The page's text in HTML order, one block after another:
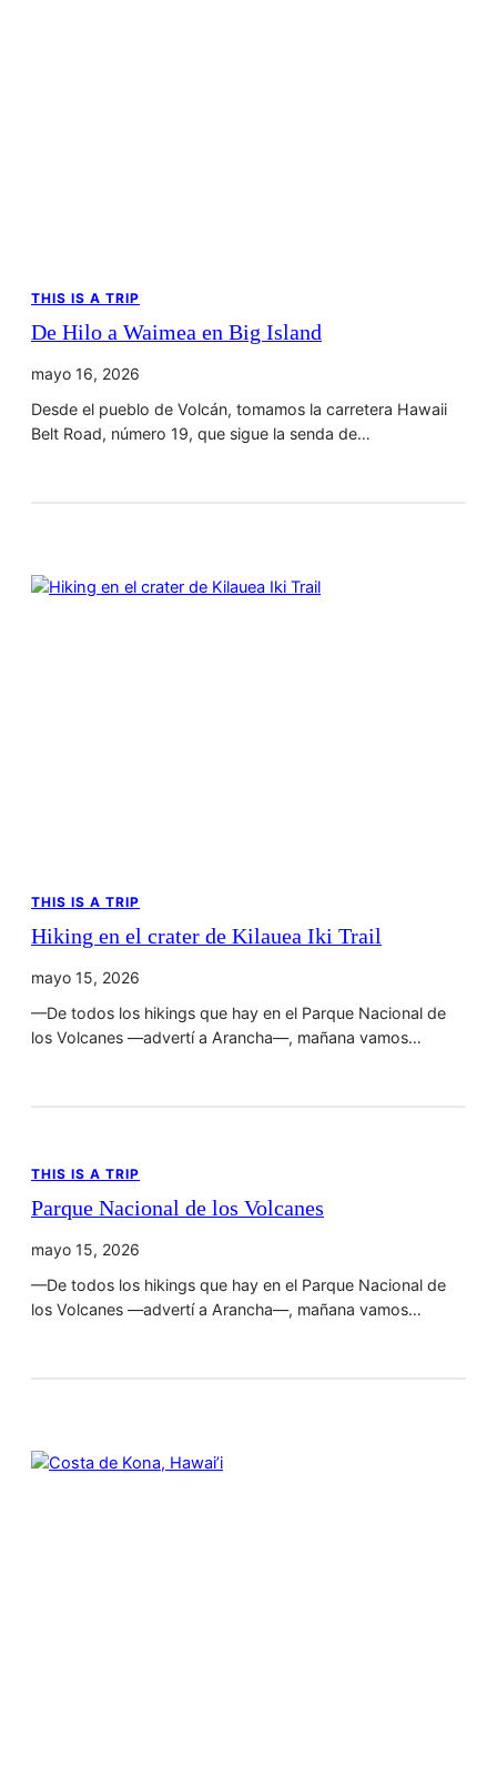
THIS IS A TRIP
De Hilo a Waimea en Big Island
mayo 16, 2026
Desde el pueblo de Volcán, tomamos la carretera Hawaii
Belt Road, número 19, que sigue la senda de…
THIS IS A TRIP
Hiking en el crater de Kilauea Iki Trail
mayo 15, 2026
—De todos los hikings que hay en el Parque Nacional de
los Volcanes —advertí a Arancha—, mañana vamos…
THIS IS A TRIP
Parque Nacional de los Volcanes
mayo 15, 2026
—De todos los hikings que hay en el Parque Nacional de
los Volcanes —advertí a Arancha—, mañana vamos…